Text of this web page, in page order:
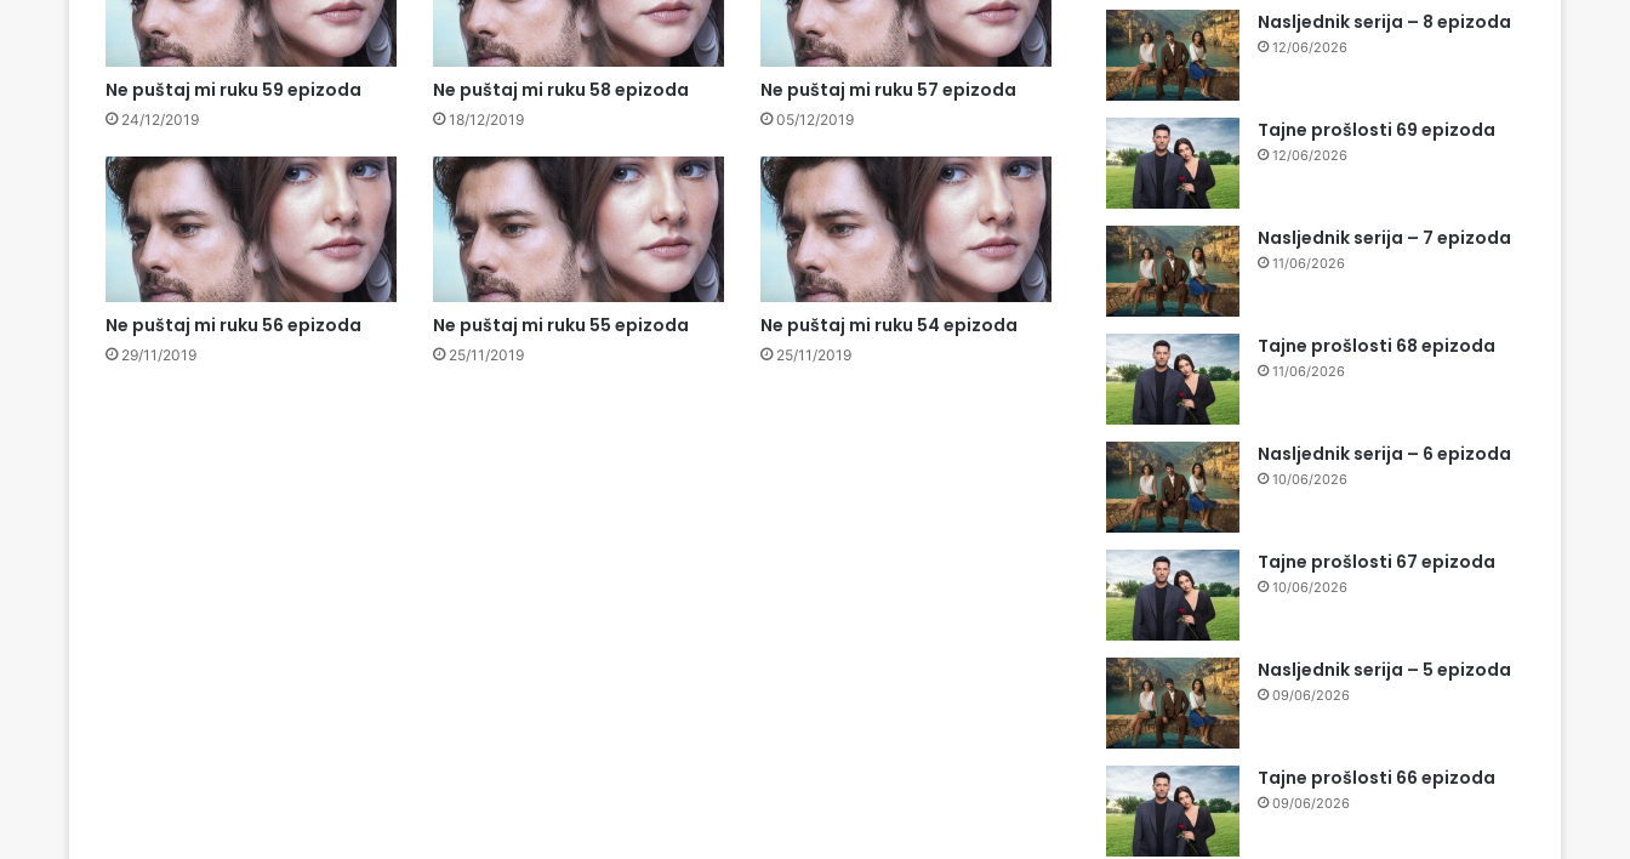
Ne puštaj mi ruku 59 epizoda
24/12/2019
Ne puštaj mi ruku 58 epizoda
18/12/2019
Ne puštaj mi ruku 57 epizoda
05/12/2019
Ne puštaj mi ruku 56 epizoda
29/11/2019
Ne puštaj mi ruku 55 epizoda
25/11/2019
Ne puštaj mi ruku 54 epizoda
25/11/2019
Nasljednik serija – 8 epizoda
12/06/2026
Tajne prošlosti 69 epizoda
12/06/2026
Nasljednik serija – 7 epizoda
11/06/2026
Tajne prošlosti 68 epizoda
11/06/2026
Nasljednik serija – 6 epizoda
10/06/2026
Tajne prošlosti 67 epizoda
10/06/2026
Nasljednik serija – 5 epizoda
09/06/2026
Tajne prošlosti 66 epizoda
09/06/2026